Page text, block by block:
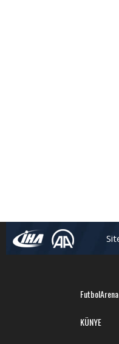
FutbolArena
KÜNYE